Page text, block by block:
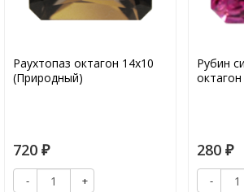
Раухтопаз октагон 14х10
(Природный)
720 ₽
-
+
Рубин
280 ₽
-